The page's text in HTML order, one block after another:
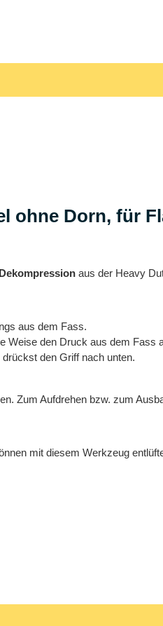
ohne Dorn, für
aus der Heavy
aus dem Fass.
Weise den Druck aus dem Fass
den Griff nach unten.
Zum Aufdrehen bzw. zum
mit diesem Werkzeug